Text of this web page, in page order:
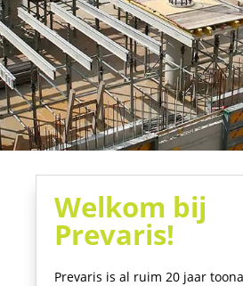
Welkom bij
Prevaris!
Prevaris is al ruim 20 jaar